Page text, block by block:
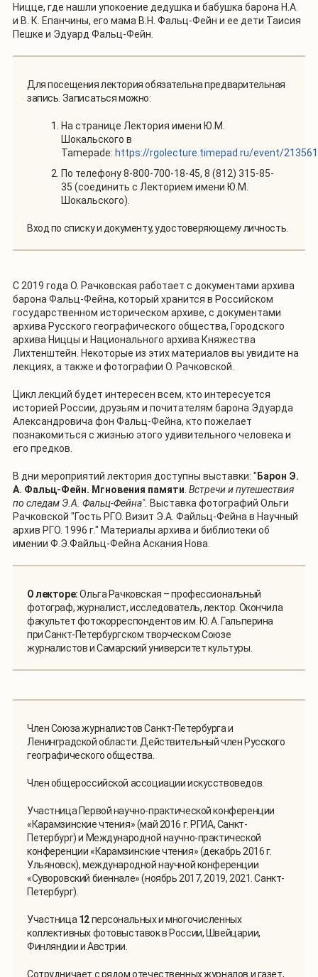
Ницце, где нашли упокоение дедушка и бабушка барона Н.А.
и В. К. Епанчины, его мама В.Н. Фальц-Фейн и ее дети Таисия
Пешке и Эдуард Фальц-Фейн.
Для посещения лектория обязательна предварительная
запись. Записаться можно:
На странице Лектория имени Ю.М.
Шокальского в
Tamepade: https://rgolecture.timepad.ru/event/
По телефону 8-800-700-18-45, 8 (812) 315-85-
35 (соединить с Лекторием имени Ю.М.
Шокальского).
Вход по списку и документу, удостоверяющему личность.
С 2019 года О. Рачковская работает с документами архива
барона Фальц-Фейна, который хранится в Российском
государственном историческом архиве, с документами
архива Русского географического общества, Городского
архива Ниццы и Национального архива Княжества
Лихтенштейн. Некоторые из этих материалов вы увидите на
лекциях, а также и фотографии О. Рачковской.
Цикл лекций будет интересен всем, кто интересуется
историей России, друзьям и почитателям барона Эдуарда
Александровича фон Фальц-Фейна, кто пожелает
познакомиться с жизнью этого удивительного человека и
его предков.
В дни мероприятий лектория доступны выставки: " Барон Э.
А. Фальц-Фейн. Мгновения памяти Встречи и путешествия
по следам Э.А. Фальц-Фейна". Выставка фотографий Ольги
Рачковской "Гость РГО. Визит Э.А. Файльц-Фейна в Научный
архив РГО. 1996 г." Материалы архива и библиотеки об
имении Ф.Э.Файльц-Фейна Аскания Нова.
О лекторе:Ольга Рачковская – профессиональный
фотограф, журналист, исследователь, лектор. Окончила
факультет фотокорреспондентов им. Ю. А. Гальперина
при Санкт-Петербургском творческом Союзе
журналистов и Самарский университет культуры.
Член Союза журналистов Санкт-Петербурга и
Ленинградской области. Действительный член Русского
географического общества.
Член общероссийской ассоциации искусствоведов.
Участница Первой научно-практической конференции
«Карамзинские чтения» (май 2016 г. РГИА, Санкт-
Петербург) и Международной научно-практической
конференции «Карамзинские чтения» (декабрь 2016 г.
Ульяновск), международной научной конференции
«Суворовский биеннале» (ноябрь 2017, 2019, 2021. Санкт-
Петербург).
Участница 12персональных и многочисленных
коллективных фотовыставок в России, Швейцарии,
Финляндии и Австрии.
Сотрудничает с рядом отечественных журналов и газет,